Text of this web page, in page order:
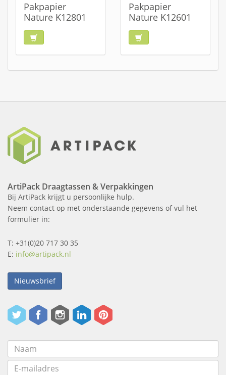
Pakpapier
Nature K12801
Pakpapier
Nature K12601
ArtiPack Draagtassen & Verpakkingen
Bij ArtiPack krijgt u persoonlijke hulp.
Neem contact op met onderstaande gegevens of vul het
formulier in:
T: +31(0)20 717 30 35
E: info@artipack.nl
Nieuwsbrief